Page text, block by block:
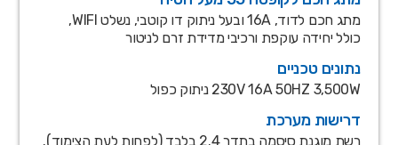
מתג חכם לדוד, 16A ובעל ניתוק דו קוטבי, נשלט WIFI,
כולל יחידה עוקפת ורכיבי מדידת זרם לניטור
נתונים טכניים
230V 16A 50HZ 3,500W ניתוק כפול
דרישות מערכת
רשת מוגנת סיסמה בתדר 2.4 בלבד (לפחות לעת הצימוד).